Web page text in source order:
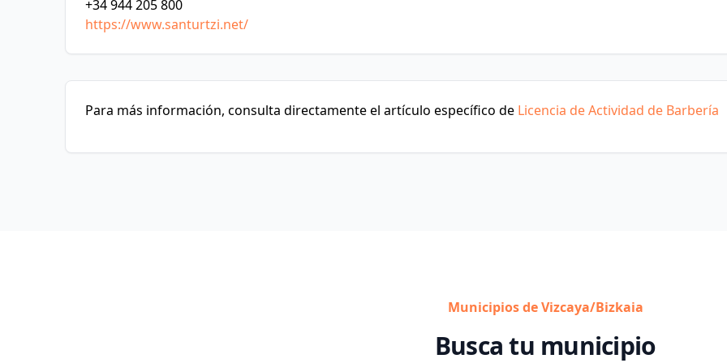
+34 944 205 800
https://www.santurtzi.net/
Para más información, consulta directamente el artículo específico de Licencia de Actividad de Barbería
Municipios de Vizcaya/Bizkaia
Busca tu municipio